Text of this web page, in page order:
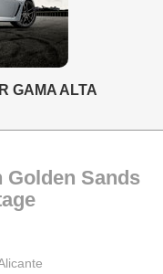
GAMA ALTA
Golden Sands